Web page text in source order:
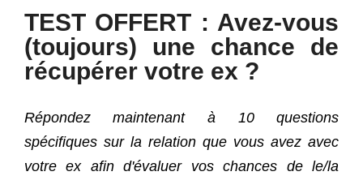
TEST OFFERT : Avez-vous
(toujours) une chance de
récupérer votre ex ?
Répondez maintenant à 10 questions
spécifiques sur la relation que vous avez avec
votre ex afin d'évaluer vos chances de le/la